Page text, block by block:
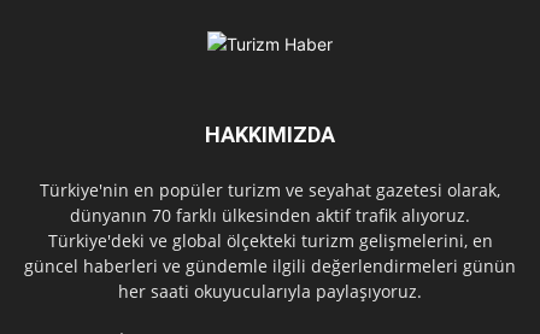
HAKKIMIZDA
Türkiye'nin en popüler turizm ve seyahat gazetesi olarak,
dünyanın 70 farklı ülkesinden aktif trafik alıyoruz.
Türkiye'deki ve global ölçekteki turizm gelişmelerini, en
güncel haberleri ve gündemle ilgili değerlendirmeleri günün
her saati okuyucularıyla paylaşıyoruz.